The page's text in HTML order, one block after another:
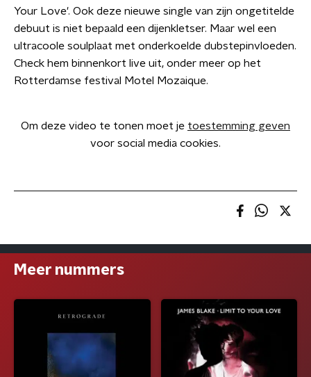
Your Love'. Ook deze nieuwe single van zijn ongetitelde
debuut is niet bepaald een dijenkletser. Maar wel een
ultracoole soulplaat met onderkoelde dubstepinvloeden.
Check hem binnenkort live uit, onder meer op het
Rotterdamse festival Motel Mozaique.
Om deze video te tonen moet je toestemming geven
voor social media cookies.
Meer nummers